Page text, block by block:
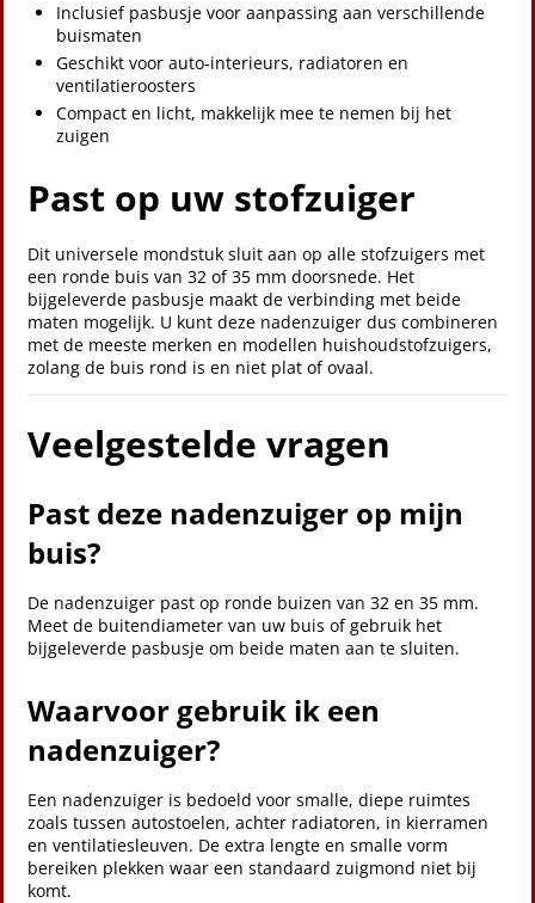
Inclusief pasbusje voor aanpassing aan verschillende
buismaten
Geschikt voor auto-interieurs, radiatoren en
ventilatieroosters
Compact en licht, makkelijk mee te nemen bij het
zuigen
Past op uw stofzuiger
Dit universele mondstuk sluit aan op alle stofzuigers met
een ronde buis van 32 of 35 mm doorsnede. Het
bijgeleverde pasbusje maakt de verbinding met beide
maten mogelijk. U kunt deze nadenzuiger dus combineren
met de meeste merken en modellen huishoudstofzuigers,
zolang de buis rond is en niet plat of ovaal.
Veelgestelde vragen
Past deze nadenzuiger op mijn
buis?
De nadenzuiger past op ronde buizen van 32 en 35 mm.
Meet de buitendiameter van uw buis of gebruik het
bijgeleverde pasbusje om beide maten aan te sluiten.
Waarvoor gebruik ik een
nadenzuiger?
Een nadenzuiger is bedoeld voor smalle, diepe ruimtes
zoals tussen autostoelen, achter radiatoren, in kierramen
en ventilatiesleuven. De extra lengte en smalle vorm
bereiken plekken waar een standaard zuigmond niet bij
komt.